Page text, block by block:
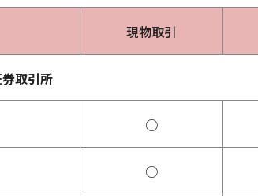
現物取引
取引所
○
○